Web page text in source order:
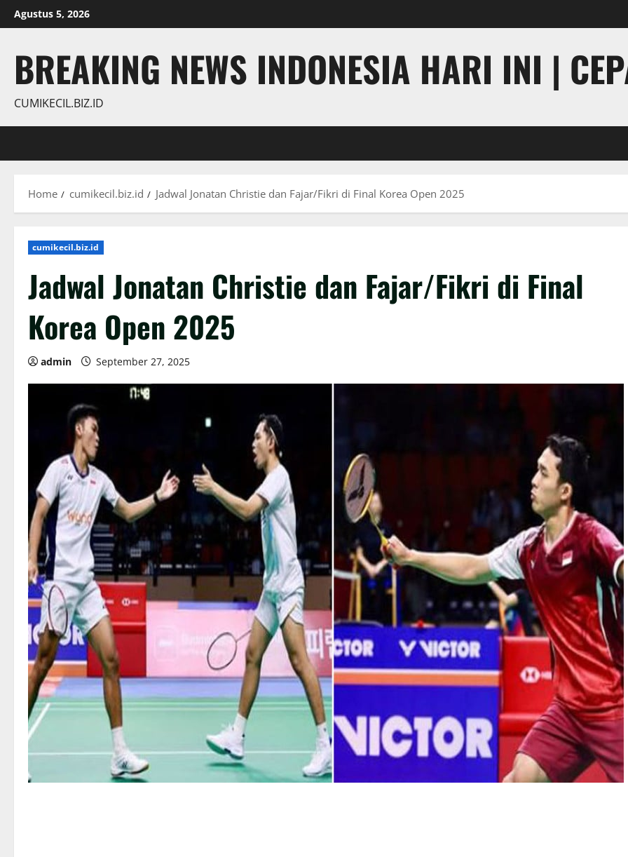
Skip
to
Agustus 5, 2026
BREAKING NEWS INDONESIA HARI INI |
CUMIKECIL.BIZ.ID
Home cumikecil.biz.id Jadwal Jonatan Christie dan Fajar/Fikri di Final Korea Open 2025
cumikecil.biz.id
Jadwal Jonatan Christie dan Fajar/Fikri di Final
Korea Open 2025
admin September 27, 2025